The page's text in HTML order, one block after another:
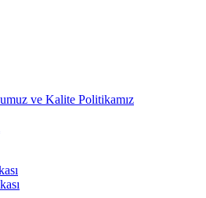
ve Kalite Politikamız